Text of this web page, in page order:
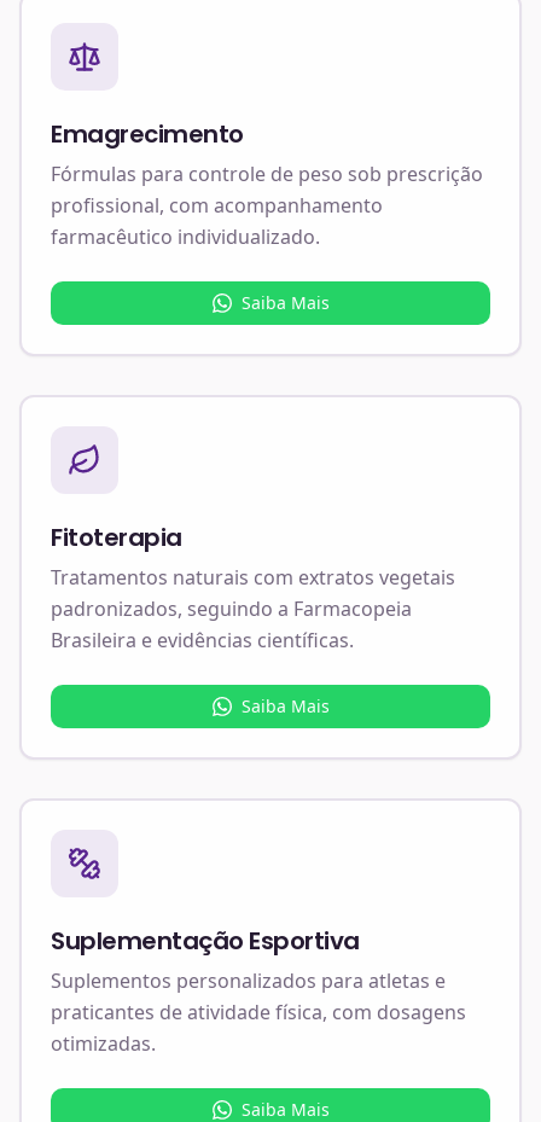
Emagrecimento
Fórmulas para controle de peso sob prescrição
profissional, com acompanhamento
farmacêutico individualizado.
Saiba Mais
Fitoterapia
Tratamentos naturais com extratos vegetais
padronizados, seguindo a Farmacopeia
Brasileira e evidências científicas.
Saiba Mais
Suplementação Esportiva
Suplementos personalizados para atletas e
praticantes de atividade física, com dosagens
otimizadas.
Saiba Mais